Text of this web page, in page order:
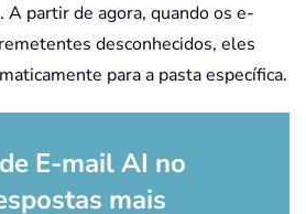
A partir de agora, quando os e-
desconhecidos, eles
para a pasta específica.
E-mail AI no
mais